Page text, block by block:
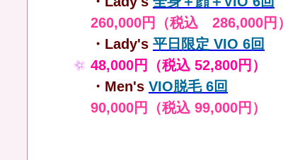
260,000円（税込 286,000円）
・Lady's 平日限定 VIO 6回
48,000円（税込 52,800円）
・Men's VIO脱毛 6回
90,000円（税込 99,000円）